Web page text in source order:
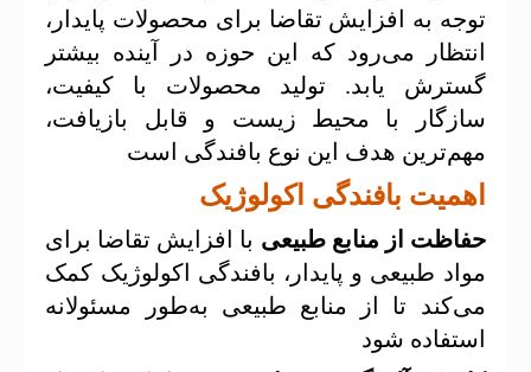
توجه به افزایش تقاضا برای محصولات پایدار،
انتظار می‌رود که این حوزه در آینده بیشتر
گسترش یابد. تولید محصولات با کیفیت،
سازگار با محیط زیست و قابل بازیافت،
مهم‌ترین هدف این نوع بافندگی است
اهمیت بافندگی اکولوژیک
حفاظت از منابع طبیعی با افزایش تقاضا برای
مواد طبیعی و پایدار، بافندگی اکولوژیک کمک
می‌کند تا از منابع طبیعی به‌طور مسئولانه
استفاده شود